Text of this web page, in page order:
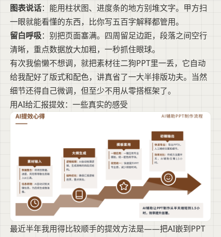
图表说话：能用柱状图、进度条的地方别堆文字。甲方扫
一眼就能看懂的东西，比你写五百字解释都管用。
留白呼吸：别把页面塞满。四周留足边距，段落之间空行
清晰，重点数据放大加粗，一秒抓住眼球。
有次我偷懒不想调，就把素材往二狗PPT里一丢，它自动
给我配好了版式和配色，讲真省了一大半排版功夫。当然
细节还得自己微调，但至少不用从零搭框架了。
用AI给汇报提效：一些真实的感受
最近半年我用得比较顺手的提效方法是——把AI嵌到PPT